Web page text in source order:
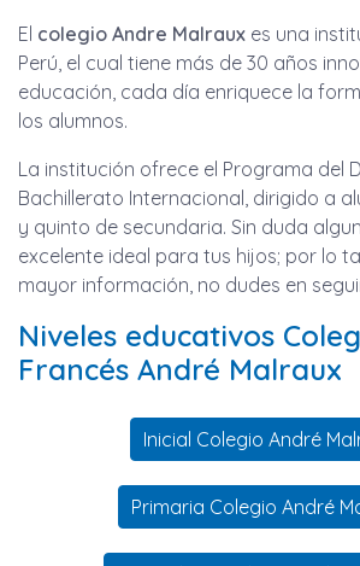
El colegio Andre Malraux es una
Perú, el cual tiene más de 30 años
educación, cada día enriquece la
los alumnos.
La institución ofrece el Programa del
Bachillerato Internacional, dirigido a
y quinto de secundaria. Sin duda
excelente ideal para tus hijos; por lo
mayor información, no dudes en
Niveles educativos
Francés André Malraux
Inicial Colegio André
Primaria Colegio André